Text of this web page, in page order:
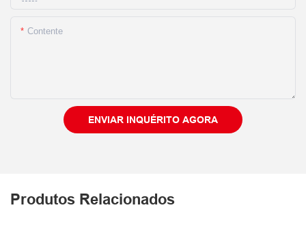
Contente
ENVIAR INQUÉRITO AGORA
Produtos Relacionados